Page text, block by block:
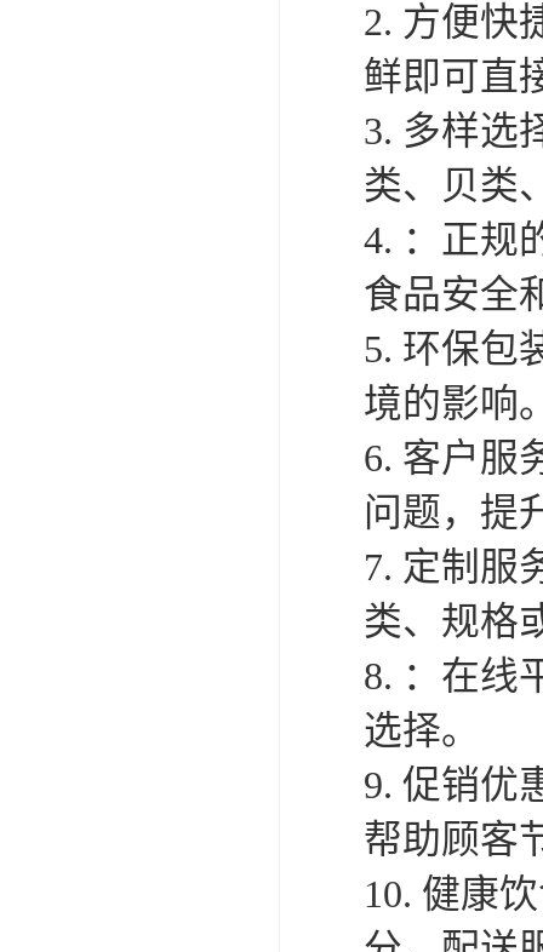
2. 方便快
鲜即可直
3. 多样选
类、贝类
4. ：正规
食品安全
5. 环保包
境的影响
6. 客户服
问题，提
7. 定制服
类、规格
8. ：在线
选择。
9. 促销优
帮助顾客
10. 健康